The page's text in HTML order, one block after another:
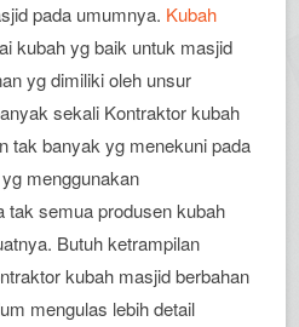
pada umumnya. Kubah
kubah yg baik untuk masjid
yg dimiliki oleh unsur
sekali Kontraktor kubah
tak banyak yg menekuni pada
menggunakan
tak semua produsen kubah
Butuh ketrampilan
kubah masjid berbahan
mengulas lebih detail